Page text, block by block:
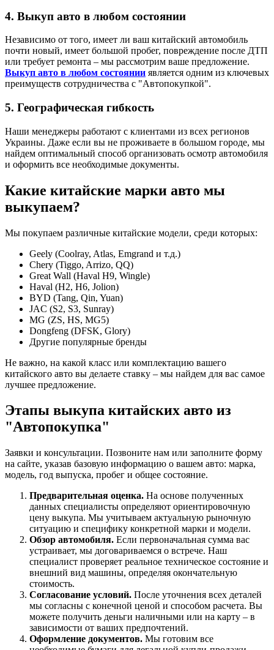
4. Выкуп авто в любом состоянии
Независимо от того, имеет ли ваш китайский автомобиль
почти новый, имеет большой пробег, повреждение после ДТП
или требует ремонта – мы рассмотрим ваше предложение.
Выкуп авто в любом состоянии является одним из ключевых
преимуществ сотрудничества с "Автопокупкой".
5. Географическая гибкость
Наши менеджеры работают с клиентами из всех регионов
Украины. Даже если вы не проживаете в большом городе, мы
найдем оптимальный способ организовать осмотр автомобиля
и оформить все необходимые документы.
Какие китайские марки авто мы
выкупаем?
Мы покупаем различные китайские модели, среди которых:
Geely (Coolray, Atlas, Emgrand и т.д.)
Chery (Tiggo, Arrizo, QQ)
Great Wall (Haval H9, Wingle)
Haval (H2, H6, Jolion)
BYD (Tang, Qin, Yuan)
JAC (S2, S3, Sunray)
MG (ZS, HS, MG5)
Dongfeng (DFSK, Glory)
Другие популярные бренды
Не важно, на какой класс или комплектацию вашего
китайского авто вы делаете ставку – мы найдем для вас самое
лучшее предложение.
Этапы выкупа китайских авто из
"Автопокупка"
Заявки и консультации. Позвоните нам или заполните форму
на сайте, указав базовую информацию о вашем авто: марка,
модель, год выпуска, пробег и общее состояние.
Предварительная оценка. На основе полученных
данных специалисты определяют ориентировочную
цену выкупа. Мы учитываем актуальную рыночную
ситуацию и специфику конкретной марки и модели.
Обзор автомобиля. Если первоначальная сумма вас
устраивает, мы договариваемся о встрече. Наш
специалист проверяет реальное техническое состояние и
внешний вид машины, определяя окончательную
стоимость.
Согласование условий. После уточнения всех деталей
мы согласны с конечной ценой и способом расчета. Вы
можете получить деньги наличными или на карту – в
зависимости от ваших предпочтений.
Оформление документов. Мы готовим все